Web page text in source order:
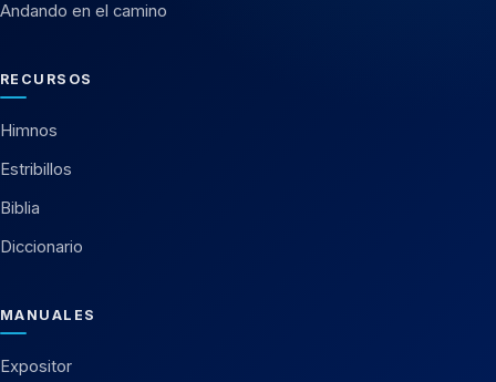
Andando en el camino
RECURSOS
Himnos
Estribillos
Biblia
Diccionario
MANUALES
Expositor